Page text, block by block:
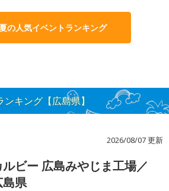
の人気イベントランキング
キング【広島県】
2026/08/07 更新
ルビー 広島みやじま工場／
島県